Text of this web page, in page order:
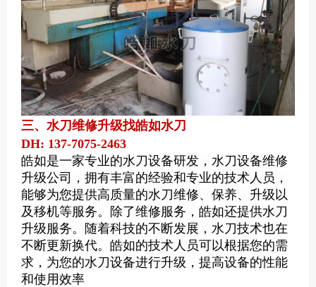
三、水刀维修升级找皓如水刀
DH: 137-7075-2463
皓如是一家专业的水刀设备研发，水刀设备维修
升级公司，拥有丰富的经验和专业的技术人员，
能够为您提供高质量的水刀维修、保养、升级以
及移机等服务。 除了维修服务，皓如还提供水刀
升级服务。随着科技的不断发展，水刀技术也在
不断更新换代。皓如的技术人员可以根据您的需
求，为您的水刀设备进行升级，提高设备的性能
和使用效率